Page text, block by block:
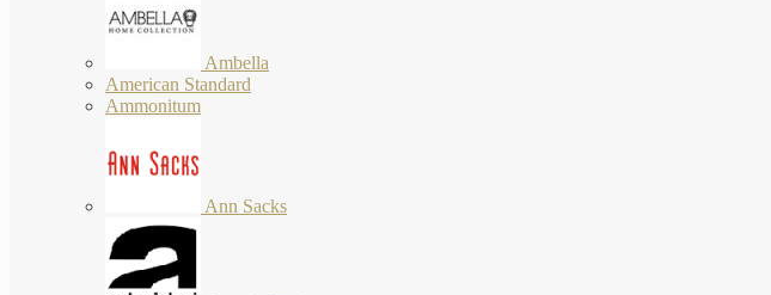
Ambella
American Standard
Ammonitum
Ann Sacks